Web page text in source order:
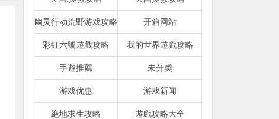
幽灵行动荒野游戏攻略 开箱网站
彩虹六號遊戲攻略 我的世界遊戲攻略
手遊推薦 未分类
游戏优惠 游戏新闻
絶地求生攻略 遊戲攻略大全